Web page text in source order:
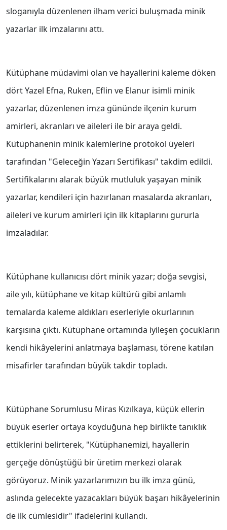
sloganıyla düzenlenen ilham verici buluşmada minik
yazarlar ilk imzalarını attı.
Kütüphane müdavimi olan ve hayallerini kaleme döken
dört Yazel Efna, Ruken, Eflin ve Elanur isimli minik
yazarlar, düzenlenen imza gününde ilçenin kurum
amirleri, akranları ve aileleri ile bir araya geldi.
Kütüphanenin minik kalemlerine protokol üyeleri
tarafından "Geleceğin Yazarı Sertifikası" takdim edildi.
Sertifikalarını alarak büyük mutluluk yaşayan minik
yazarlar, kendileri için hazırlanan masalarda akranları,
aileleri ve kurum amirleri için ilk kitaplarını gururla
imzaladılar.
Kütüphane kullanıcısı dört minik yazar; doğa sevgisi,
aile yılı, kütüphane ve kitap kültürü gibi anlamlı
temalarda kaleme aldıkları eserleriyle okurlarının
karşısına çıktı. Kütüphane ortamında iyileşen çocukların
kendi hikâyelerini anlatmaya başlaması, törene katılan
misafirler tarafından büyük takdir topladı.
Kütüphane Sorumlusu Miras Kızılkaya, küçük ellerin
büyük eserler ortaya koyduğuna hep birlikte tanıklık
ettiklerini belirterek, "Kütüphanemizi, hayallerin
gerçeğe dönüştüğü bir üretim merkezi olarak
görüyoruz. Minik yazarlarımızın bu ilk imza günü,
aslında gelecekte yazacakları büyük başarı hikâyelerinin
de ilk cümlesidir" ifadelerini kullandı.